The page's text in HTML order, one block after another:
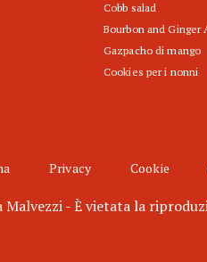
Cobb salad
Bourbon and Ginger
Gazpacho di mango
Cookies per i nonni
Privacy Cookie
- È vietata la